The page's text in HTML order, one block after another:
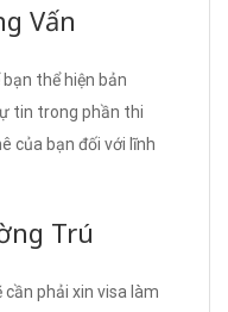
Vấn
thể hiện bản
tin trong phần thi
của bạn đối với lĩnh
Trú
phải xin visa làm